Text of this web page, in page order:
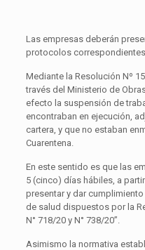
Las empresas deberán
protocolos
Mediante la Resolución Nº
través del Ministerio de
efecto la suspensión de
encontraban en ejecución,
cartera, y que no estaban
Cuarentena.
En este sentido es que las
5 (cinco) días hábiles, a
presentar y dar
de salud dispuestos por la
N° 718/20 y N° 738/20”.
Asimismo la normativa